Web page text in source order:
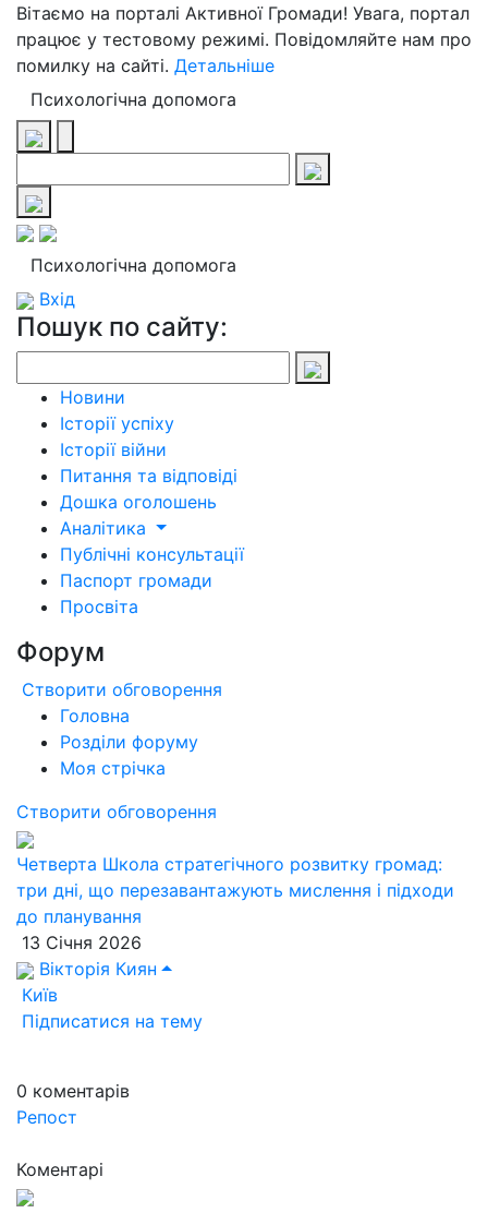
Вітаємо на порталі Активної Громади! Увага, портал
працює у тестовому режимі. Повідомляйте нам про
помилку на сайті. Детальніше
Психологічна допомога
Психологічна допомога
Вхід
Пошук по сайту:
Новини
Історії успіху
Історії війни
Питання та відповіді
Дошка оголошень
Аналітика
Публічні консультації
Паспорт громади
Просвіта
Форум
Створити обговорення
Головна
Розділи форуму
Моя стрічка
Створити обговорення
Четверта Школа стратегічного розвитку громад:
три дні, що перезавантажують мислення і підходи
до планування
13 Січня 2026
Вікторія Киян
Київ
Підписатися на тему
0 коментарів
Репост
Коментарі